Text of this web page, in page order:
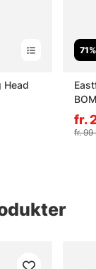
Head
71%
fr.
fr. 99